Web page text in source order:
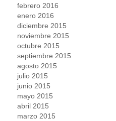
febrero 2016
enero 2016
diciembre 2015
noviembre 2015
octubre 2015
septiembre 2015
agosto 2015
julio 2015
junio 2015
mayo 2015
abril 2015
marzo 2015